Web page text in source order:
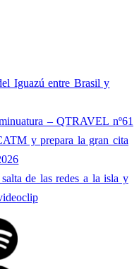
Iguazú entre Brasil y
– QTRAVEL nº61
y prepara la gran cita
de las redes a la isla y